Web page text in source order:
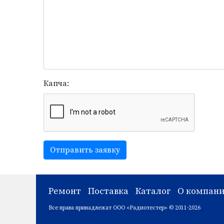
Капча:
Отправить заявку
Ремонт Поставка Каталог О
Все права принадлежат ООО «Радиотестер» © 2011-2026